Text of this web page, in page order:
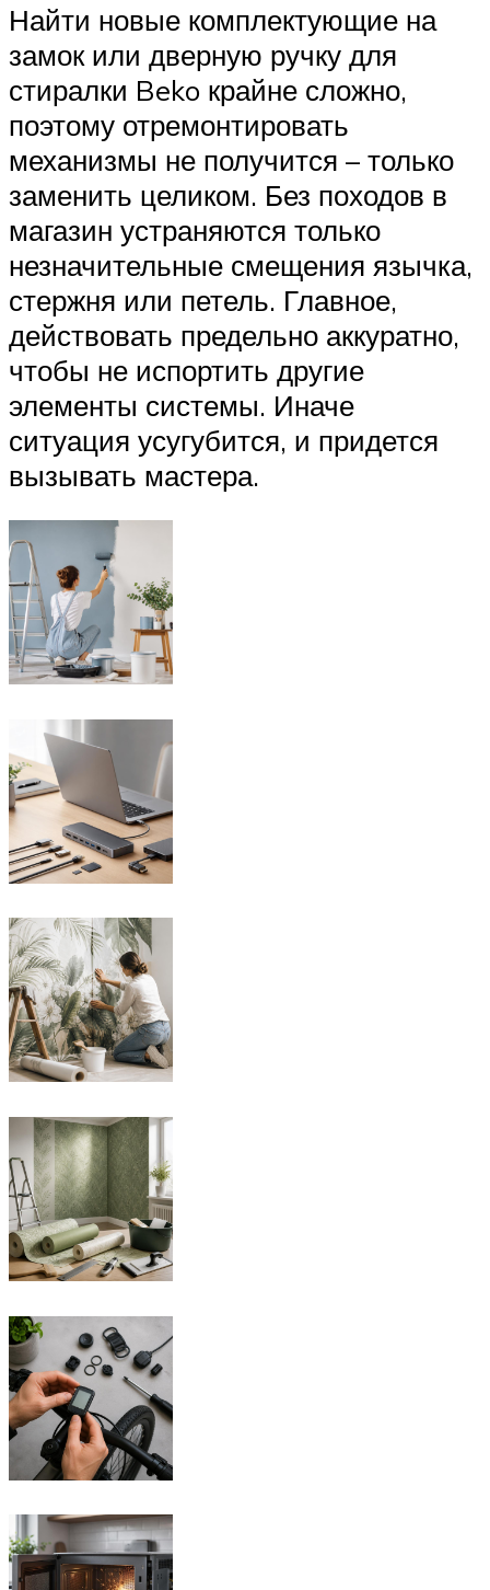
Найти новые комплектующие на
замок или дверную ручку для
стиралки Beko крайне сложно,
поэтому отремонтировать
механизмы не получится – только
заменить целиком. Без походов в
магазин устраняются только
незначительные смещения язычка,
стержня или петель. Главное,
действовать предельно аккуратно,
чтобы не испортить другие
элементы системы. Иначе
ситуация усугубится, и придется
вызывать мастера.